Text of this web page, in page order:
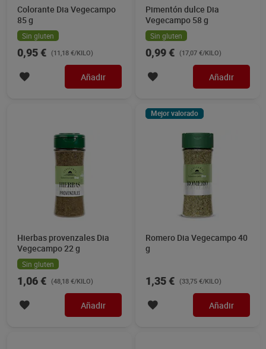
Colorante Dia Vegecampo
85 g
Sin gluten
0,95 € (11,18 €/KILO)
Añadir
Pimentón dulce Dia
Vegecampo 58 g
Sin gluten
0,99 € (17,07 €/KILO)
Añadir
Hierbas provenzales Dia
Vegecampo 22 g
Sin gluten
1,06 € (48,18 €/KILO)
Añadir
Mejor valorado
Romero Dia Vegecampo 40
g
1,35 € (33,75 €/KILO)
Añadir